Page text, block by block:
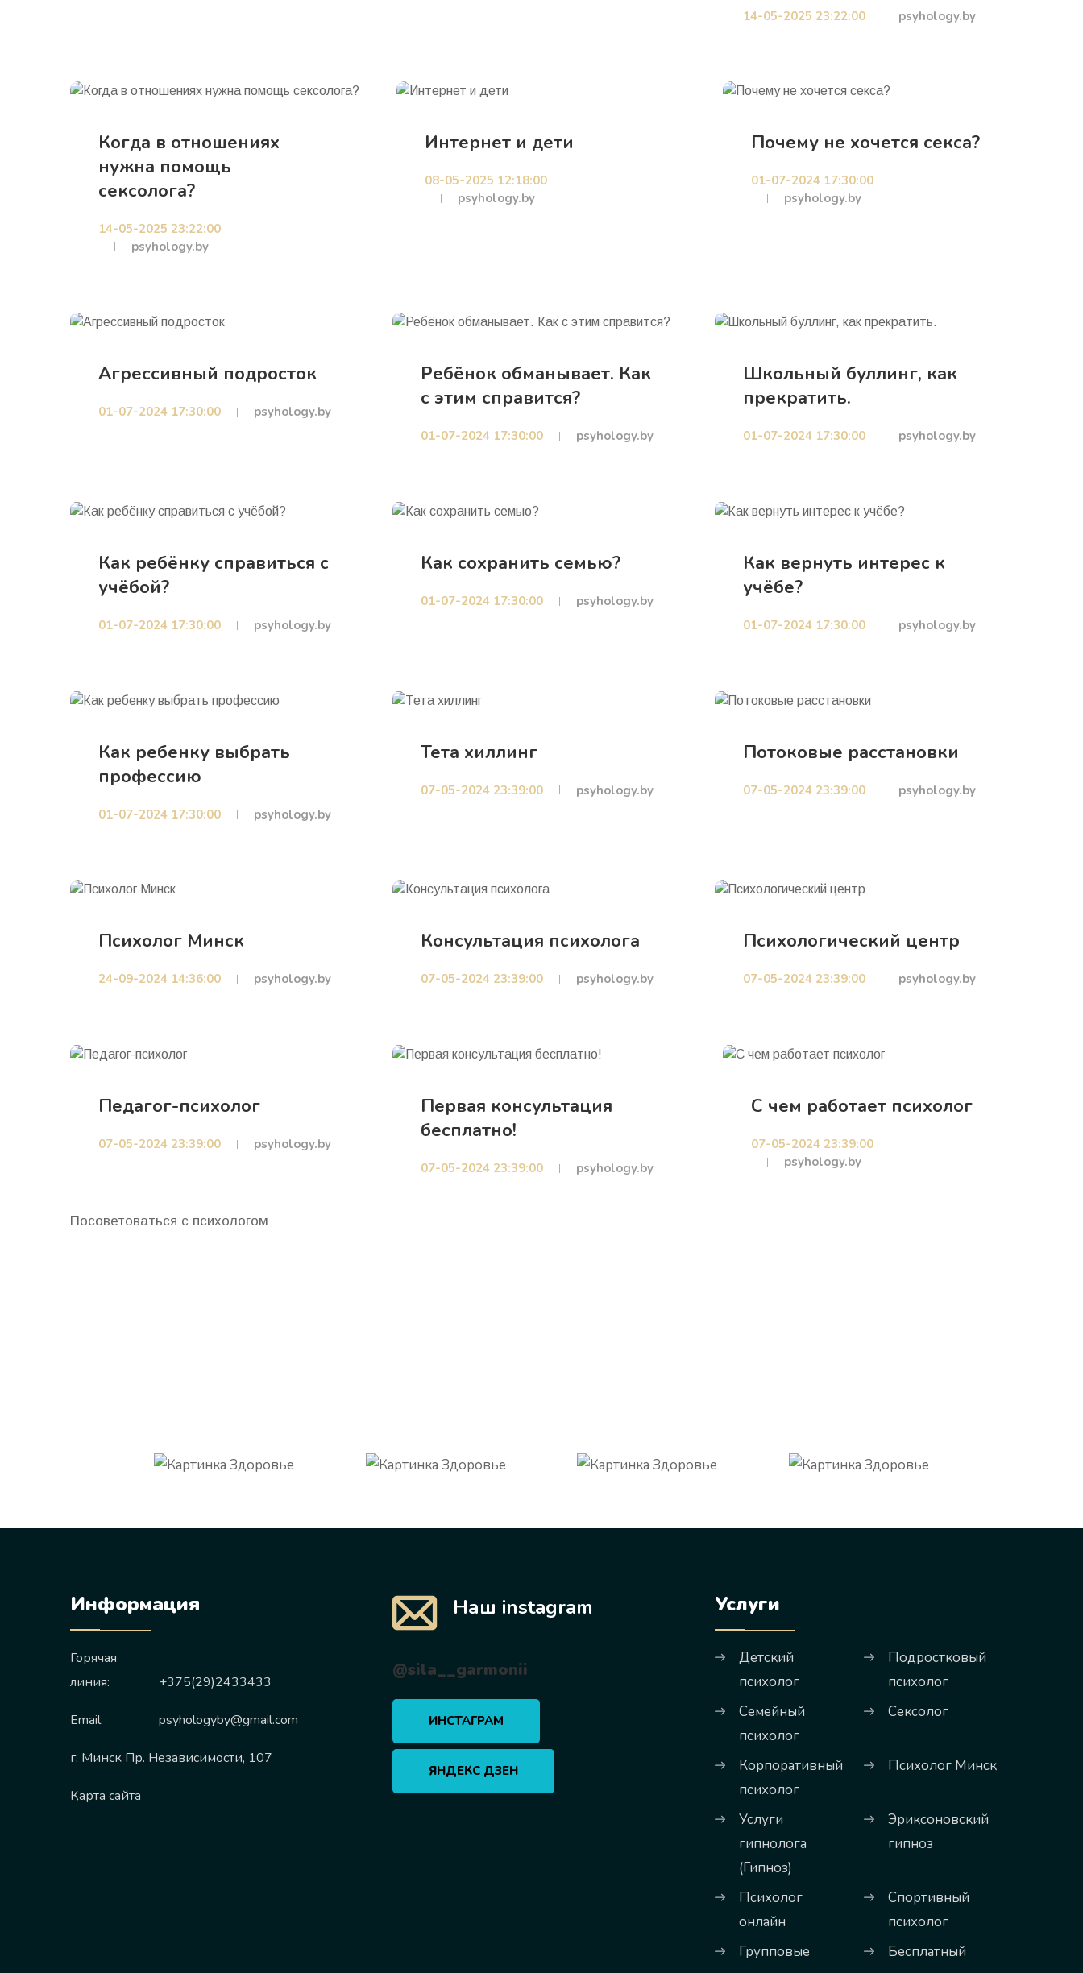
14-05-2025 23:22:00 psyhology.by
Когда в отношениях
нужна помощь
сексолога?
14-05-2025 23:22:00
psyhology.by
Интернет и дети
08-05-2025 12:18:00
psyhology.by
Почему не хочется секса?
01-07-2024 17:30:00
psyhology.by
Агрессивный подросток
01-07-2024 17:30:00 psyhology.by
Ребёнок обманывает. Как
с этим справится?
01-07-2024 17:30:00 psyhology.by
Школьный буллинг, как
прекратить.
01-07-2024 17:30:00 psyhology.by
Как ребёнку справиться с
учёбой?
01-07-2024 17:30:00 psyhology.by
Как сохранить семью?
01-07-2024 17:30:00 psyhology.by
Как вернуть интерес к
учёбе?
01-07-2024 17:30:00 psyhology.by
Как ребенку выбрать
профессию
01-07-2024 17:30:00 psyhology.by
Тета хиллинг
07-05-2024 23:39:00 psyhology.by
Потоковые расстановки
07-05-2024 23:39:00 psyhology.by
Психолог Минск
24-09-2024 14:36:00 psyhology.by
Консультация психолога
07-05-2024 23:39:00 psyhology.by
Психологический центр
07-05-2024 23:39:00 psyhology.by
Педагог-психолог
07-05-2024 23:39:00 psyhology.by
Первая консультация
бесплатно!
07-05-2024 23:39:00 psyhology.by
С чем работает психолог
07-05-2024 23:39:00
psyhology.by
Посоветоваться с психологом
Информация
Горячая
линия:
+375(29)2433433
Email: psyhologyby@gmail.com
г. Минск Пр. Независимости, 107
Карта сайта
Наш instagram
@sila__garmonii
ИНСТАГРАМ
ЯНДЕКС ДЗЕН
Услуги
Детский
психолог
Подростковый
психолог
Семейный
психолог
Сексолог
Корпоративный
психолог
Психолог Минск
Услуги
гипнолога
(Гипноз)
Эриксоновский
гипноз
Психолог
онлайн
Спортивный
психолог
Групповые
Бесплатный